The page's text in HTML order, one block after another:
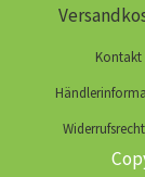
Kontakt
Widerrufsrecht